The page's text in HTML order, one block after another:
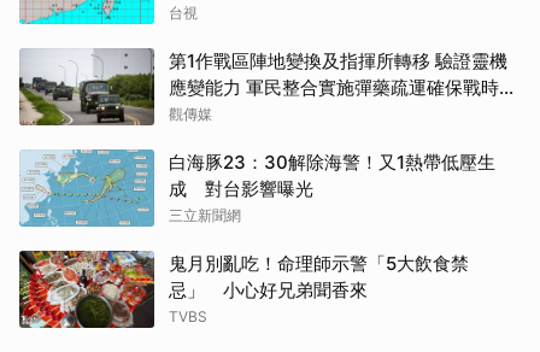
台視
第1作戰區陣地變換及指揮所轉移 驗證靈機
應變能力 軍民整合實施彈藥疏運確保戰時補
給暢通
觀傳媒
白海豚23：30解除海警！又1熱帶低壓生
成 對台影響曝光
三立新聞網
鬼月別亂吃！命理師示警「5大飲食禁
忌」 小心好兄弟聞香來
TVBS